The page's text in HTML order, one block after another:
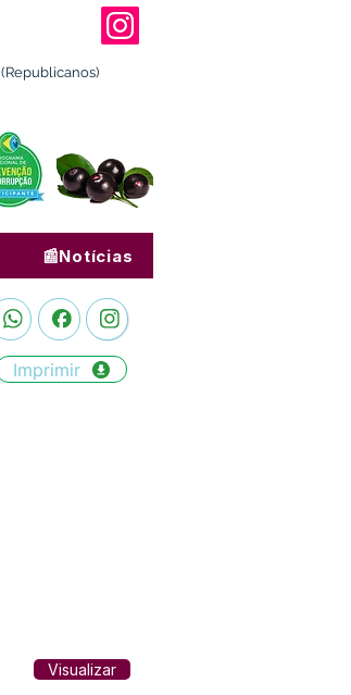
(Republicanos)
📰Notícias
Imprimir
Visualizar